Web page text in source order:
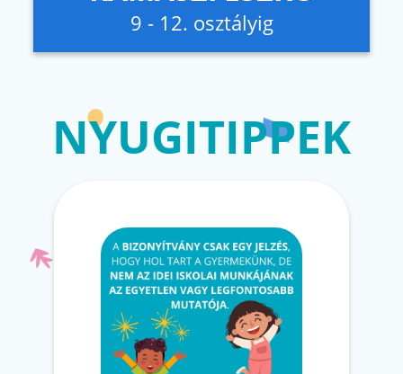
9 - 12. osztályig
NYUGITIPPEK